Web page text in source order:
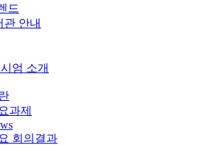
드
관 안내
엄 소개
과제
회의결과